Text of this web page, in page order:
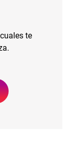
te